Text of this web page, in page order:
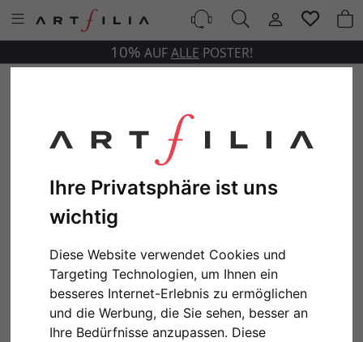
Ihre Privatsphäre ist uns
wichtig
Diese Website verwendet Cookies und
Targeting Technologien, um Ihnen ein
besseres Internet-Erlebnis zu ermöglichen
und die Werbung, die Sie sehen, besser an
Ihre Bedürfnisse anzupassen. Diese
10% AUFALLE POSTER!